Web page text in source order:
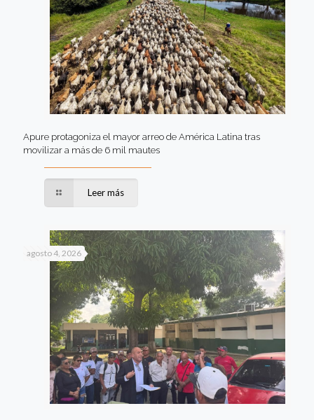
Apure protagoniza el mayor arreo de América Latina tras
movilizar a más de 6 mil mautes
Leer más
agosto 4, 2026